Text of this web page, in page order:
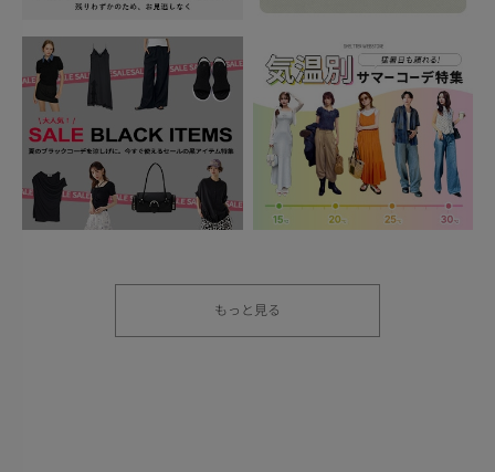
もっと見る